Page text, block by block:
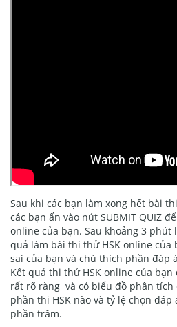
Sau khi các bạn làm xong hết bài
các bạn ấn vào nút SUBMIT QUIZ
online của bạn. Sau khoảng 3 phút
quả làm bài thi thử HSK online của
sai của bạn và chú thích phần đáp
Kết quả thi thử HSK online của
rất rõ ràng và có biểu đồ phân
phần thi HSK nào và tỷ lệ chọn
phần trăm.